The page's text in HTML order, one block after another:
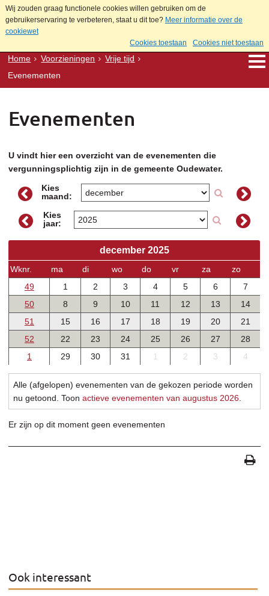
Wij zouden graag functionele cookies willen gebruiken om de
gebruikerservaring te verbeteren, staat u dit toe? Meer informatie over de
cookiewet
Cookies toestaan
Cookies niet toestaan
Home Voorzieningen
Vrije tijd
Evenementen
Evenementen
U vindt hier een overzicht van de evenementen die
vergunningsplichtig zijn in de gemeente Oudewater.
Kies
maand:
Kies
jaar:
december 2025
Wknr. ma di wo do vr za
zo
49
1 2 3 4 5 6
7
50
8 9 10 11 12 13
14
51
15 16 17 18 19 20
21
52
22 23 24 25 26 27
28
1
29 30 31 1 2 3 4
Alle (afgelopen) evenementen van de gekozen periode worden
nu getoond. Toonactieve evenementen van augustus 2026.
Er zijn op dit moment geen evenementen
Ook interessant